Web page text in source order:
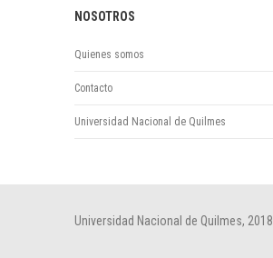
NOSOTROS
Quienes somos
Contacto
Universidad Nacional de Quilmes
Universidad Nacional de Quilmes, 2018